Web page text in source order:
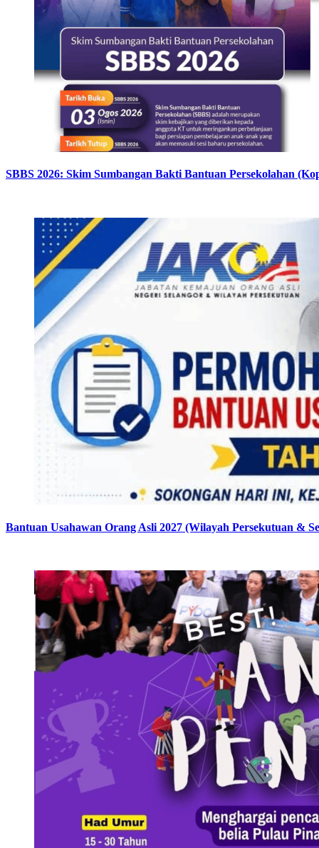
SBBS 2026: Skim Sumbangan Bakti Bantuan Persekolahan
Bantuan Usahawan Orang Asli 2027 (Wilayah Persekutuan &